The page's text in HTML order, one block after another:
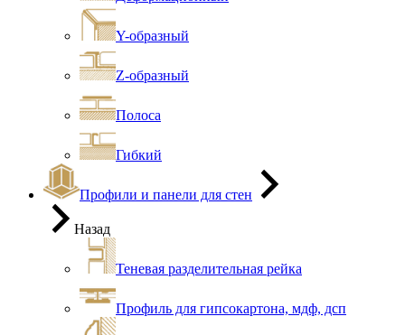
Y-образный
Z-образный
Полоса
Гибкий
Профили и панели для стен
Назад
Теневая разделительная рейка
Профиль для гипсокартона, мдф, дсп